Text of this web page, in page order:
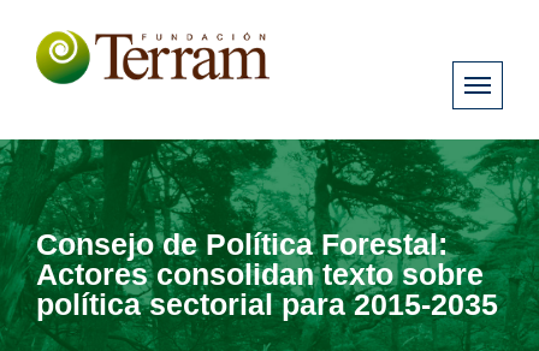
Consejo de Política Forestal:
Actores consolidan texto sobre
política sectorial para 2015-2035